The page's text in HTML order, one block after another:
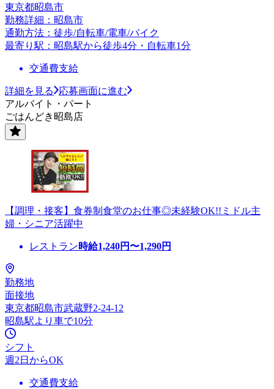
東京都昭島市
勤務詳細：昭島市
通勤方法：徒歩/自転車/電車/バイク
最寄り駅：昭島駅から徒歩4分・自転車1分
交通費支給
詳細を見る
応募画面に進む
アルバイト・パート
ごはんどき昭島店
【調理・接客】食券制食堂のお仕事◎未経験OK!!ミドル主
婦・シニア活躍中
レストラン時給1,240円〜1,290円
勤務地
面接地
東京都昭島市武蔵野2-24-12
昭島駅より車で10分
シフト
週2日からOK
交通費支給